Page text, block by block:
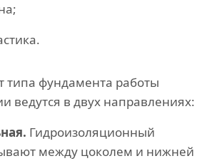
типа фундамента работы
ведутся в двух направлениях:
Гидроизоляционный
между цоколем и нижней